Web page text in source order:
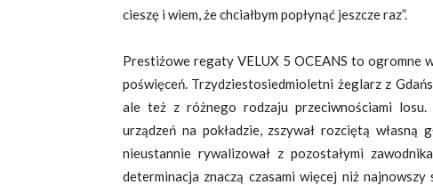
cieszę i wiem, że chciałbym popłynąć jeszcze raz”.
Prestiżowe regaty VELUX 5 OCEANS to ogromne
poświęceń. Trzydziestosiedmioletni żeglarz z
ale też z różnego rodzaju przeciwnościami losu.
urządzeń na pokładzie, zszywał rozciętą własną
nieustannie rywalizował z pozostałymi
determinacja znaczą czasami więcej niż